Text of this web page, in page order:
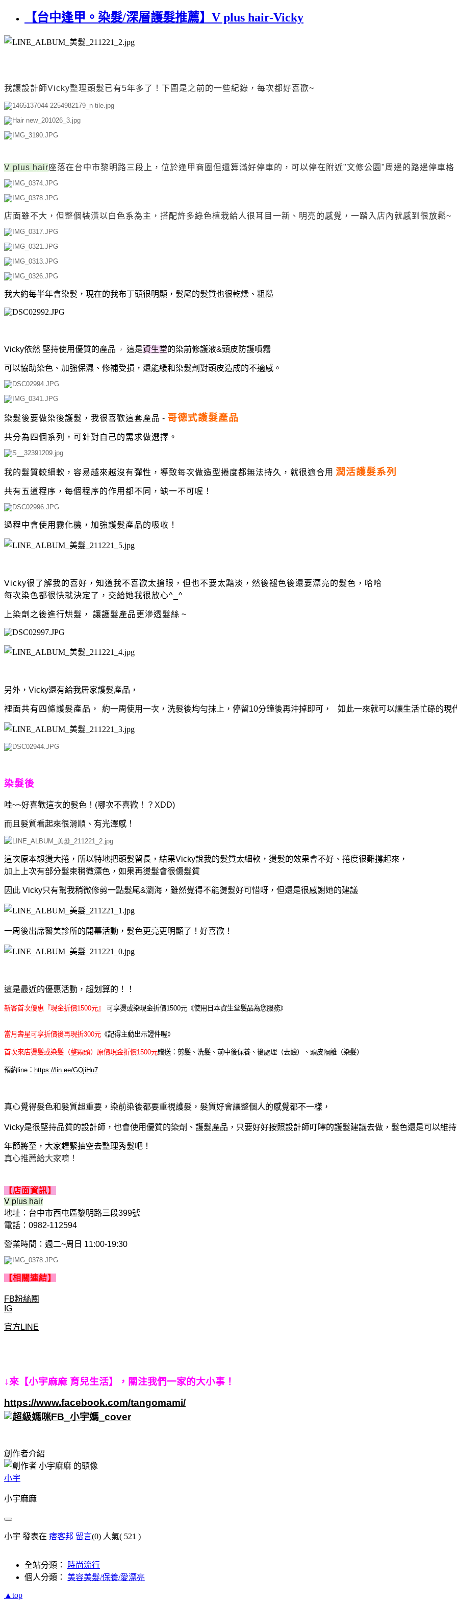
【台中逢甲。染髮/深層護髮推薦】V plus hair-Vicky
我讓設計師Vicky整理頭髮已有5年多了！下圖是之前的一些紀錄，每次都好喜歡~
V plus hair座落在台中市黎明路三段上，位於逢甲商圈但還算滿好停車的，可以停在附近"文修公園"周邊的路邊停車格
店面雖不大，但整個裝潢以白色系為主，搭配許多綠色植栽給人很耳目一新、明亮的感覺，一踏入店內就感到很放鬆~
我大約每半年會染髮，現在的我布丁頭很明顯，髮尾的髮質也很乾燥、粗糙
Vicky依然 堅持使用優質的產品 ， 這是資生堂的染前修護液&頭皮防護噴霧
可以協助染色、加強保濕、修補受損，還能緩和染髮劑對頭皮造成的不適感。
染髮後要做染後護髮，我很喜歡這套產品 - 哥德式護髮產品
共分為四個系列，可針對自己的需求做選擇。
我的髮質較細軟，容易越來越沒有彈性，導致每次做造型捲度都無法持久，就很適合用 潤活護髮系列
共有五道程序，每個程序的作用都不同，缺一不可喔！
過程中會使用霧化機，加強護髮產品的吸收！
Vicky很了解我的喜好，知道我不喜歡太搶眼，但也不要太黯淡，然後褪色後還要漂亮的髮色，哈哈
每次染色都很快就決定了，交給她我很放心^_^
上染劑之後進行烘髮， 讓護髮產品更滲透髮絲 ~
另外，Vicky還有給我居家護髮產品，
裡面共有四條護髮產品， 約一周使用一次，洗髮後均勻抹上，停留10分鐘後再沖掉即可， 如此一來就可以讓生活忙碌的現
染髮後
哇~~好喜歡這次的髮色！(哪次不喜歡！？XDD)
而且髮質看起來很滑順、有光澤感！
這次原本想燙大捲，所以特地把頭髮留長，結果Vicky說我的髮質太細軟，燙髮的效果會不好、捲度很難撐起來，
加上上次有部分髮束稍微漂色，如果再燙髮會很傷髮質
因此 Vicky只有幫我稍微修剪一點髮尾&瀏海，雖然覺得不能燙髮好可惜呀，但還是很感謝她的建議
一周後出席醫美診所的開幕活動，髮色更亮更明顯了！好喜歡！
這是最近的優惠活動，超划算的！！
新客首次優惠『現金折價1500元』 可享燙或染現金折價1500元《使用日本資生堂髮品為您服務》
當月壽星可享折價後再現折300元 《記得主動出示證件喔》
首次來店燙髮或染髮（整顆頭）原價現金折價1500元贈送：剪髮、洗髮、前中後保養、後處理（去鹼）、頭皮隔離（染髮）
預約line ： https://lin.ee/GQjiHu7
真心覺得髮色和髮質超重要，染前染後都要重視護髮，髮質好會讓整個人的感覺都不一樣，
Vicky是很堅持品質的設計師，也會使用優質的染劑、護髮產品，只要好好按照設計師叮嚀的護髮建議去做，髮色還是可以維持
年節將至，大家趕緊抽空去整理秀髮吧！
真心推薦給大家唷！
【店面資訊】
V plus hair
地址：台中市西屯區黎明路三段399號
電話：0982-112594
營業時間：週二~周日 11:00-19:30
【相關連結】
FB粉絲團
IG
官方LINE
↓來【小宇麻麻 育兒生活】，關注我們一家的大小事！
https://www.facebook.com/tangomami/
創作者介紹
小宇
小宇麻麻
小宇 發表在 痞客邦 留言(0) 人氣( 521 )
全站分類：
時尚流行
個人分類： 美容美髮/保養/愛漂亮
▲top